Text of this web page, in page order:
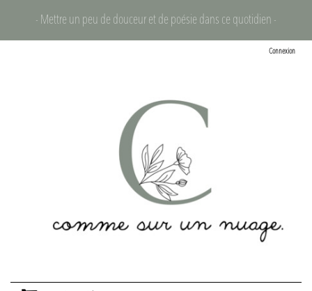
- Mettre un peu de douceur et de poésie dans ce quotidien -
Connexion